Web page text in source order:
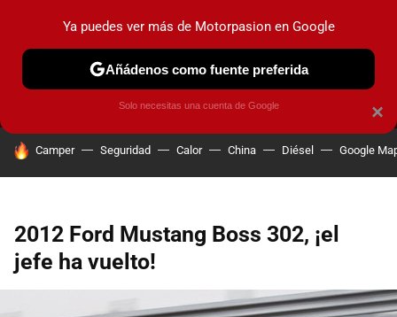
MENÚ NUEVO
COCHES ELÉCTRICOS OBSERVATORIO
HOY SE HABLA DE
Camper Seguridad Calor China Diésel Google
2012 Ford Mustang Boss 302, ¡el
jefe ha vuelto!
×
Ya puedes ver más de Motorpasion en Google
Añádenos como fuente preferida
Solo necesitas una cuenta de Google